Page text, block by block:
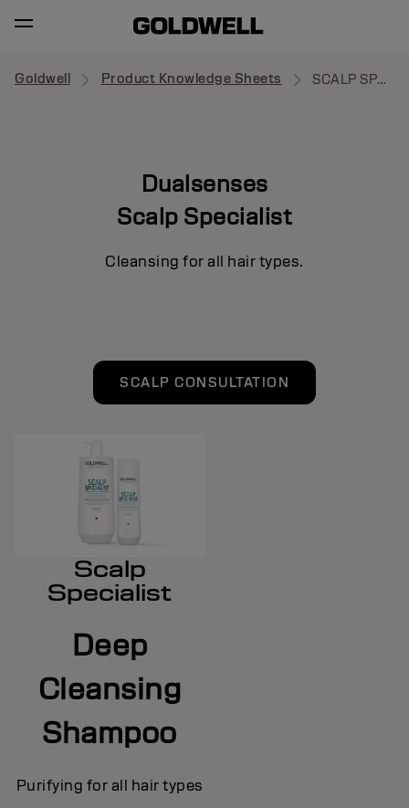
Goldwell Product Knowledge Sheets SCALP SPECIALIST
Dualsenses
Scalp Specialist
Cleansing for all hair types.
SCALP CONSULTATION
Scalp
Specialist
Deep
Cleansing
Shampoo
Purifying for all hair types